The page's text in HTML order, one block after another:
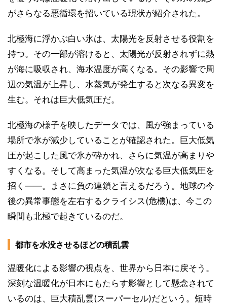
がさらなる悪循環を招いている現状が紹介された。
北極海に浮かぶ白い氷は、太陽光を反射させる役割を
持つ。その一部が溶けると、太陽光が反射されずに熱
が海に吸収され、海水温度が高くなる。その影響で周
辺の気温が上昇し、水蒸気が発生すると次なる異変を
生む。それは巨大低気圧だ。
北極海の様子を映したデータでは、風が強まっている
場所で氷が減少していることが確認された。巨大低気
圧が起こした風で氷が砕かれ、さらに気温が高まりや
すくなる。そして高まった気温が次なる巨大低気圧を
招く――。まさに負の連鎖と言えるだろう。地球の今
後の異常事態を左右するクライシス(危機)は、今この
瞬間も北極で起きているのだ。
都市を水没させるほどの積乱雲
温暖化による影響の視点を、世界から日本に戻そう。
深刻な温暖化が日本にもたらす影響として懸念されて
いるのは、巨大積乱雲(スーパーセル)だという。短時